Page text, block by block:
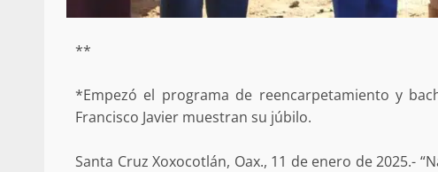
**
*Empezó el programa de reencarpetamiento y
Francisco Javier muestran su júbilo.
Santa Cruz Xoxocotlán, Oax., 11 de enero de 2025.-